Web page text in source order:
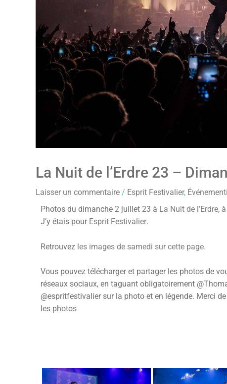
La Nuit de l’Erdre 23 –
Laisser un commentaire / Esprit Festivalier,
Photos du dimanche 2 juillet 23 à La Nuit de l’Erdre,
J’y étais pour Esprit Festivalier.
Retrouvez les images de samedi sur cette page.
Vous pouvez télécharger et partager les photos de
réseaux sociaux, en taguant obligatoirement
@espritfestivalier sur la photo et en légende. Merci
les photos